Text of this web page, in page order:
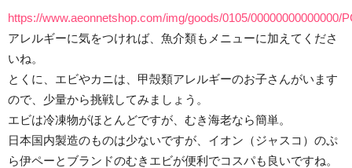
https://www.aeonnetshop.com/img/goods/0105/00000000000000/
アレルギーに気をつければ、魚介類もメニューに加えてくださ
いね。
とくに、エビやカニは、甲殻類アレルギーのお子さんがいます
ので、少量から挑戦してみましょう。
エビは冷凍物がほとんどですが、むき海老なら簡単。
日本国内製造のものは少ないですが、イオン（ジャスコ）のぷ
ら伊ペーとブランドのむきエビが便利でコスパも良いですね。